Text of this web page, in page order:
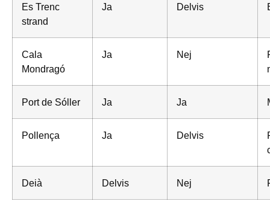
Es Trenc
strand
Ja Delvis
Cala
Mondragó
Ja Nej
Port de Sóller Ja Ja
Pollença Ja Delvis
Deià Delvis Nej